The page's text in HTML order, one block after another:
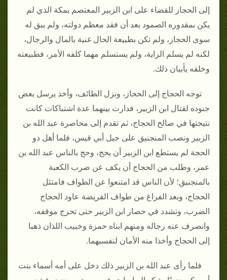
إلى الحجاز للقضاء على ابن الزبير المعتصم بمكة الذي لم
يكن بمقدوره الصمود بعد أن فقد معظم دولته، ولم يبق له
سوى الحجاز، ولم تكن بطبيعة الحال غنية بالمال والرجال،
لكنه لم يسلم الراية، ولم يستسلم مهما كلفه الأمر، فطبيعته
وخلقه يأبيان ذلك.
توجه الحجاج إلى الحجاز، ونزل الطائف، وأخذ يرسل بعض
جنوده لقتال ابن الزبير، فدارت بينهما عدة اشتباكات كانت
نتيجتها في صالح الحجاج، ثم تقدم إلى محاصرة عبد الله بن
الزبير ونصب المنجنيق على جبل أبي قيس، فلما أهل ذو
الحجة لم يستطع ابن الزبير أن يحج، وحج بالناس عبد الله بن
عمر، وطلب من الحجاج أن يكف عن ضرب الكعبة
بالمنجنيق؛ لأن الناس قد امتنعوا عن الطواف فامتثل
الحجاج، وبعد الفراغ من طواف الفريضة عاود الحجاج
الضرب، وتشدد في حصار ابن الزبير حتى تحرج موقفه،
وانصرف عنه رجاله ومنهم ابناه حمزة وخبيب اللذان ذهبا
إلى الحجاج وأخذا منه الأمان لنفسيهما.
فلما رأى عبد الله بن الزبير ذلك دخل على أمه أسماء بنت